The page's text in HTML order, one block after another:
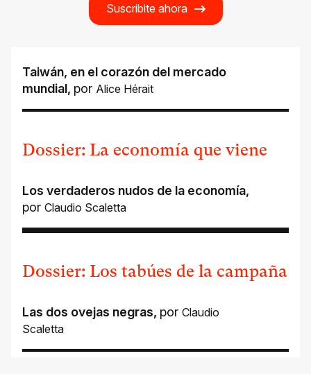
Suscribite ahora
Taiwán, en el corazón del mercado
mundial, por Alice Hérait
Dossier: La economía que viene
Los verdaderos nudos de la economía,
por Claudio Scaletta
Dossier: Los tabúes de la campaña
Las dos ovejas negras, por Claudio
Scaletta